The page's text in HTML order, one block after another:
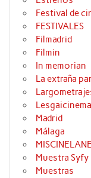
Festival de
FESTIVALES
Filmadrid
Filmin
In memorian
La extraña
Madrid
Málaga
Muestra Syfy
Muestras